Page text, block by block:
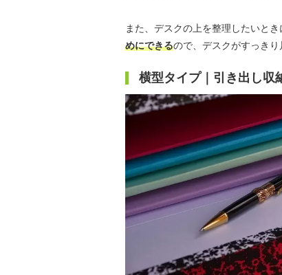
また、デスクの上を整理したいと
めにできるので、デスクがすっきり
横型タイプ｜引き出し収